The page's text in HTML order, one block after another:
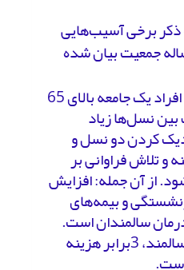
ذکر برخی آسیب‌هایی
جمعیت بیان شده
وقتی 3/1 جمعیت افراد یک جامعه بالای 65
نسل‌ها زیاد
کردن دو نسل و
تلاش فراوانی بر
از آن جمله: افزایش
و بیمه‌های
سالمندان است.
هزینه درمان یک سالمند، 3برابر هزینه